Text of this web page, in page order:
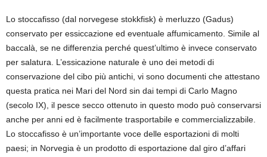
Lo stoccafisso (dal norvegese stokkfisk) è merluzzo (Gadus)
conservato per essiccazione ed eventuale affumicamento. Simile al
baccalà, se ne differenzia perché quest’ultimo è invece conservato
per salatura. L’essicazione naturale è uno dei metodi di
conservazione del cibo più antichi, vi sono documenti che attestano
questa pratica nei Mari del Nord sin dai tempi di Carlo Magno
(secolo IX), il pesce secco ottenuto in questo modo può conservarsi
anche per anni ed è facilmente trasportabile e commercializzabile.
Lo stoccafisso è un’importante voce delle esportazioni di molti
paesi; in Norvegia è un prodotto di esportazione dal giro d’affari